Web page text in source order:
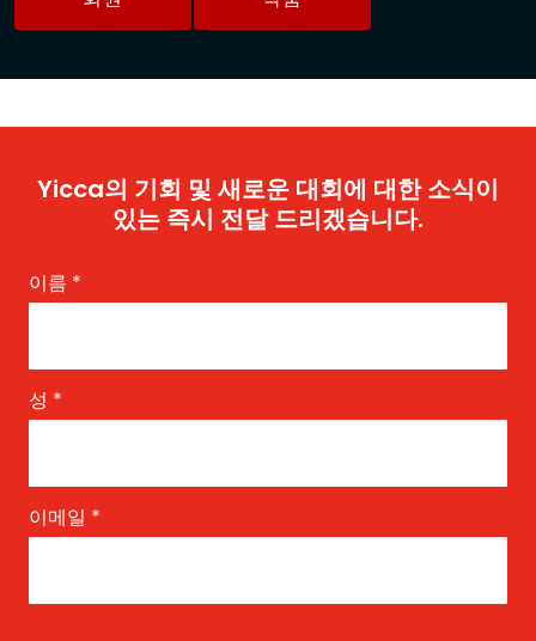
Yicca의 기회 및 새로운 대회에 대한 소식이
있는 즉시 전달 드리겠습니다.
이름 *
성 *
이메일 *